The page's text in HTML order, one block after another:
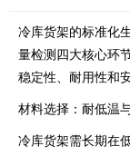
冷库货架的标准化
量检测四大核心环
稳定性、耐用性和
材料选择：耐低温
冷库货架需长期在